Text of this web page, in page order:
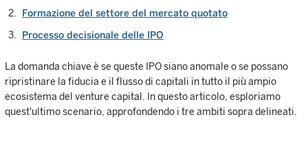
Formazione del settore del mercato quotato
Processo decisionale delle IPO
La domanda chiave è se queste IPO siano anomale o se possano
ripristinare la fiducia e il flusso di capitali in tutto il più ampio
ecosistema del venture capital. In questo articolo, esploriamo
quest'ultimo scenario, approfondendo i tre ambiti sopra delineati.